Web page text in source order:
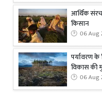
आर्थिक
किसान
06 Aug
पर्यावरण
विकास की
06 Aug